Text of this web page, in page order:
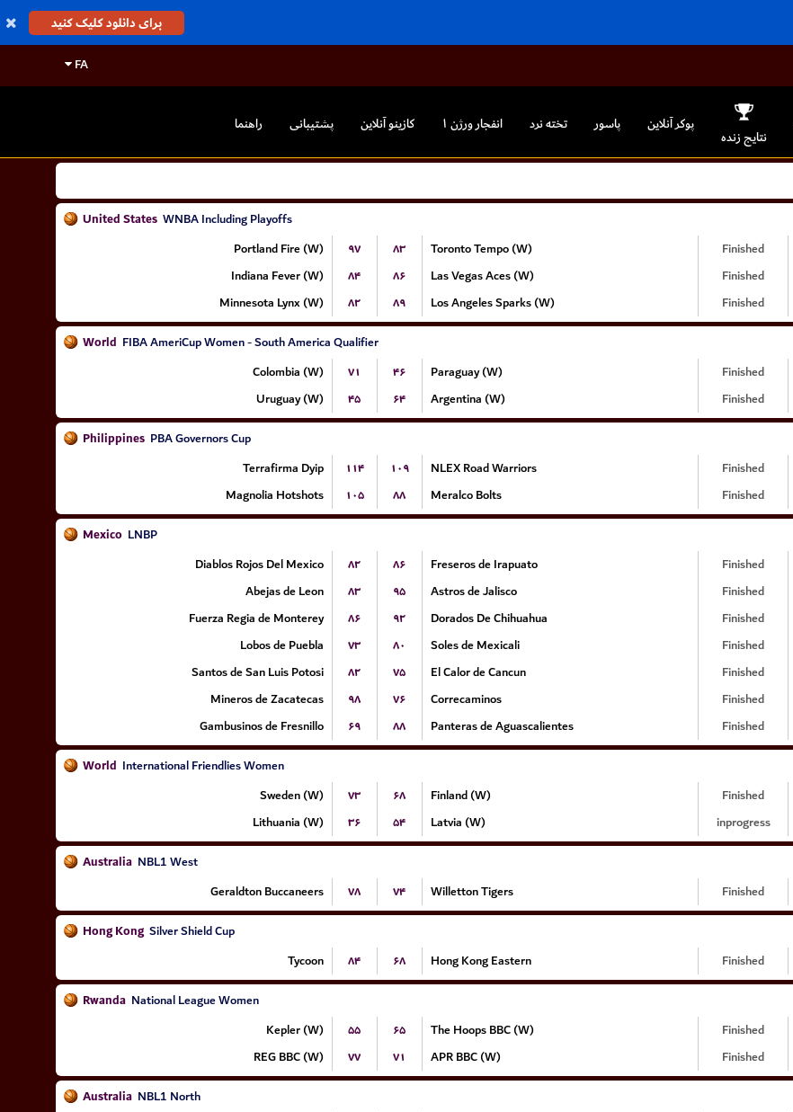
برای دانلود کلیک کنید
FA
نتایج زنده
پوکر آنلاین پاسور تخته نرد انفجار ورژن ۱ کازینو آنلاین پشتیبانی راهنما
United States WNBA Including Playoffs
Portland Fire (W)
۹۷ ۸۳ Toronto Tempo (W) Finished
Indiana Fever (W)
۸۴ ۸۶ Las Vegas Aces (W) Finished
Minnesota Lynx (W)
۸۲ ۸۹ Los Angeles Sparks (W) Finished
World FIBA AmeriCup Women - South America Qualifier
Colombia (W)
۷۱ ۴۶ Paraguay (W) Finished
Uruguay (W)
۴۵ ۶۴ Argentina (W) Finished
Philippines PBA Governors Cup
Terrafirma Dyip
۱۱۴ ۱۰۹ NLEX Road Warriors Finished
Magnolia Hotshots
۱۰۵ ۸۸ Meralco Bolts Finished
Mexico LNBP
Diablos Rojos Del Mexico
۸۲ ۸۶ Freseros de Irapuato Finished
Abejas de Leon
۸۳ ۹۵ Astros de Jalisco Finished
Fuerza Regia de Monterey
۸۶ ۹۲ Dorados De Chihuahua Finished
Lobos de Puebla
۷۳ ۸۰ Soles de Mexicali Finished
Santos de San Luis Potosi
۸۲ ۷۵ El Calor de Cancun Finished
Mineros de Zacatecas
۹۸ ۷۶ Correcaminos Finished
Gambusinos de Fresnillo
۶۹ ۸۸ Panteras de Aguascalientes Finished
World International Friendlies Women
Sweden (W)
۷۳ ۶۸ Finland (W) Finished
Lithuania (W)
۳۶ ۵۴ Latvia (W) inprogress
Australia NBL1 West
Geraldton Buccaneers
۷۸ ۷۴ Willetton Tigers Finished
Hong Kong Silver Shield Cup
Tycoon
۸۴ ۶۸ Hong Kong Eastern Finished
Rwanda National League Women
Kepler (W)
۵۵ ۶۵ The Hoops BBC (W) Finished
REG BBC (W)
۷۷ ۷۱ APR BBC (W) Finished
Australia NBL1 North